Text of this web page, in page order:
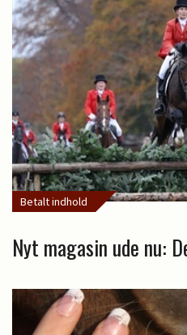
Betalt indhold
Nyt magasin ude nu: